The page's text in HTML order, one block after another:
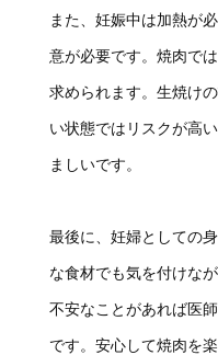
また、妊娠中は加熱が
意が必要です。焼肉で
求められます。生焼け
い状態ではリスクが高
ましいです。
最後に、妊婦としての
な食材でも気を付けな
不安なことがあれば医
です。安心して焼肉を